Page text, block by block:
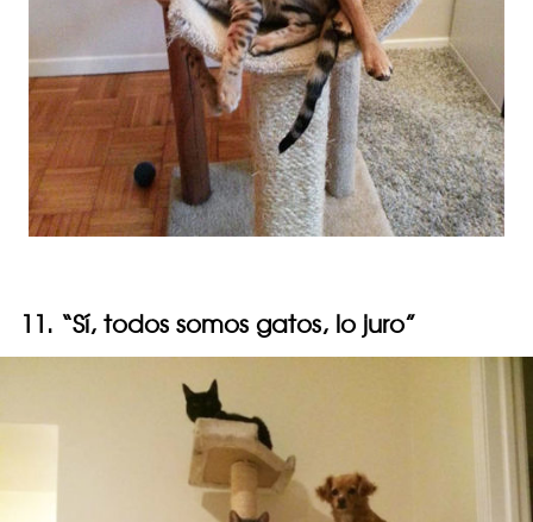
11. “Sí, todos somos gatos, lo juro”